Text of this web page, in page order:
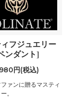
フジュエリー
ンダント]
円(税込)
ァンに贈るマスティ
。